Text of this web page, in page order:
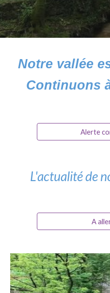
Notre vallée
Continuons
Alerte
L'actualité de
A